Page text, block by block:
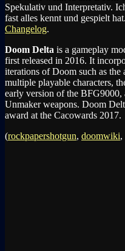
Spekulativ und Interpretativ.
fast alles kennt und gespielt
Changelog.
Doom Delta is a gameplay
first released in 2016. It
iterations of Doom such as
multiple playable characters,
early version of the BFG9000,
Unmaker weapons. Doom
award at the Cacowards 2017.
(rockpapershotgun, doomwiki,